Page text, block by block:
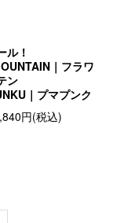
ル！
｜フラワ
ン
｜プマプンク
円(税込)